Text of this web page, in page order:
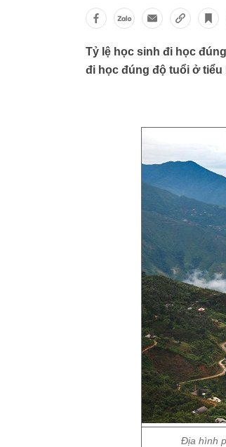
Tỷ lệ học sinh đi học
đi học đúng độ tuổi ở tiểu
Địa hình